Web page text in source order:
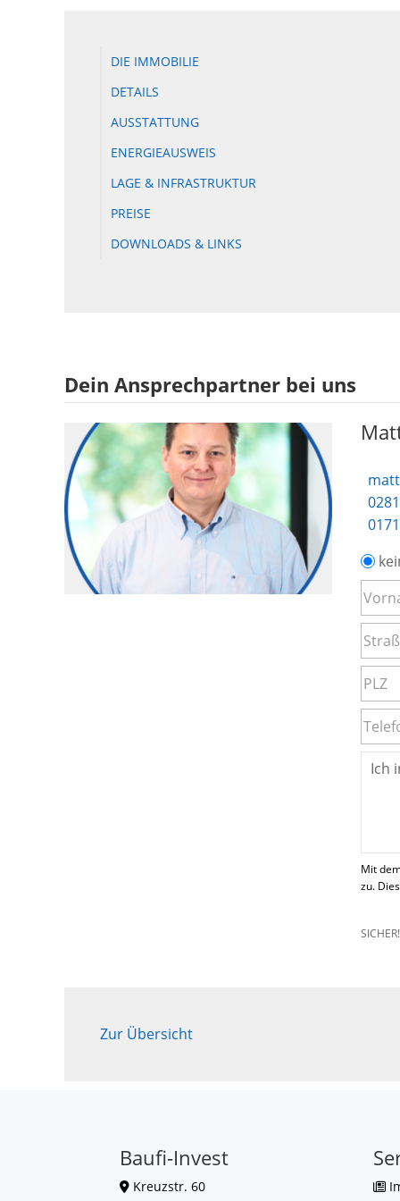
DIE IMMOBILIE
DETAILS
AUSSTATTUNG
ENERGIEAUSWEIS
LAGE & INFRASTRUKTUR
PREISE
DOWNLOADS & LINKS
Dein Ansprechpartner bei uns
Mit
zu.
Zur Übersicht
Baufi-Invest
Kreuzstr. 60